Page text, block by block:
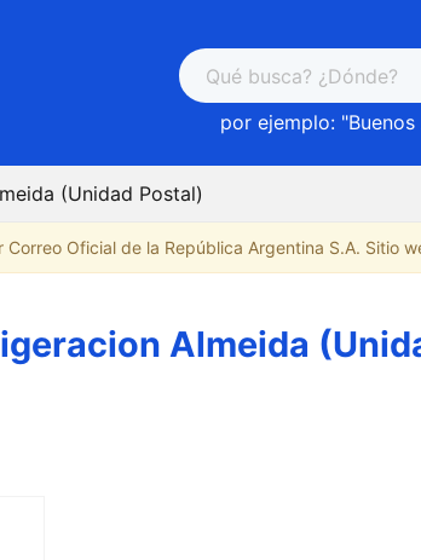
por ejemplo: "
(Unidad Postal)
Oficial de la República Argentina S.A. Sitio
Almeida